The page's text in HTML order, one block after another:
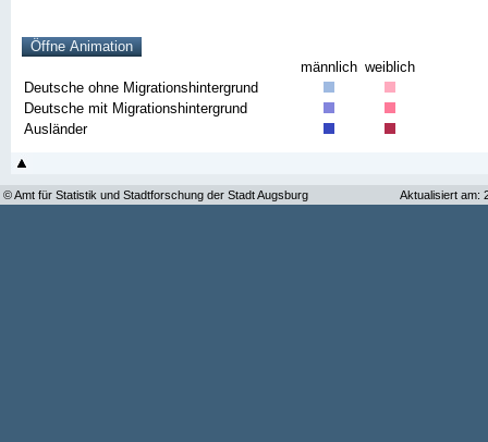
männlich weiblich
Deutsche ohne Migrationshintergrund
Deutsche mit Migrationshintergrund
Ausländer
© Amt für Statistik und Stadtforschung der Stadt Augsburg Aktualisiert am: